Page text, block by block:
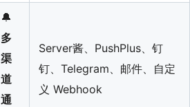
🔔
多
渠
道
通
Server酱、PushPlus、钉
钉、Telegram、邮件、自定
义 Webhook